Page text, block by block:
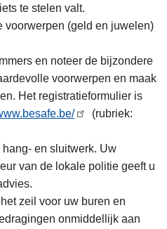
te stelen valt.
voorwerpen (geld en juwelen)
en noteer de bijzondere
voorwerpen en maak
Het registratieformulier is
(rubriek:
en sluitwerk. Uw
van de lokale politie geeft u
zeil voor uw buren en
onmiddellijk aan